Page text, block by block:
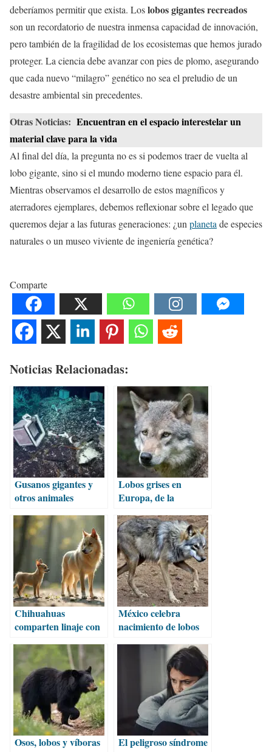
deberíamos permitir que exista. Loslobos gigantes recreados
son un recordatorio de nuestra inmensa capacidad de innovación,
pero también de la fragilidad de los ecosistemas que hemos jurado
proteger. La ciencia debe avanzar con pies de plomo, asegurando
que cada nuevo “milagro” genético no sea el preludio de un
desastre ambiental sin precedentes.
Otras Noticias: Encuentran en el espacio interestelar un
material clave para la vida
Al final del día, la pregunta no es si podemos traer de vuelta al
lobo gigante, sino si el mundo moderno tiene espacio para él.
Mientras observamos el desarrollo de estos magníficos y
aterradores ejemplares, debemos reflexionar sobre el legado que
queremos dejar a las futuras generaciones: ¿unplanetade especies
naturales o un museo viviente de ingeniería genética?
Comparte
Noticias Relacionadas:
Gusanos gigantes y
otros animales
lecho marino
Lobos grises en
Europa, de la
controversia
Chihuahuas
comparten linaje con
Piedra
México celebra
nacimiento de lobos
cautiverio
Osos, lobos y víboras
El peligroso síndrome